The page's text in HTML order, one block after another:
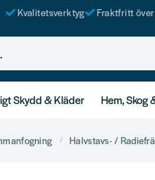
Kvalitetsverktyg Fraktfritt
Skydd & Kläder Hem, Skog
Halvstavs- /